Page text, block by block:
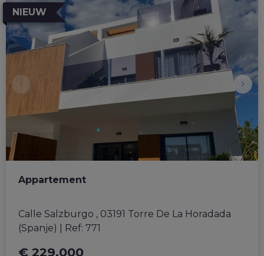
NIEUW
Appartement
Calle Salzburgo , 03191 Torre De La Horadada
(Spanje)
Ref: 771
€ 229.000